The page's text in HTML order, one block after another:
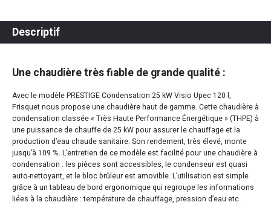
Descriptif
Une chaudière très fiable de grande qualité :
Avec le modèle PRESTIGE Condensation 25 kW Visio Upec 120 l,
Frisquet nous propose une chaudière haut de gamme. Cette chaudière à
condensation classée « Très Haute Performance Énergétique » (THPE) à
une puissance de chauffe de 25 kW pour assurer le chauffage et la
production d’eau chaude sanitaire. Son rendement, très élevé, monte
jusqu’à 109 %. L’entretien de ce modèle est facilité pour une chaudière à
condensation : les pièces sont accessibles, le condenseur est quasi
auto-nettoyant, et le bloc brûleur est amovible. L’utilisation est simple
grâce à un tableau de bord ergonomique qui regroupe les informations
liées à la chaudière : température de chauffage, pression d’eau etc.